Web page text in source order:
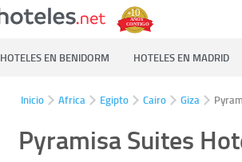
HOTELES EN BENIDORM HOTELES EN MADRID
Inicio Africa Egipto Cairo Giza
Pyramisa Suites